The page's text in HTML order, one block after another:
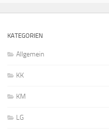
KATEGORIEN
Allgemein
KK
KM
LG